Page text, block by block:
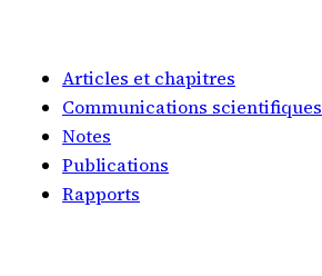
Articles et chapitres
Communications scientifiques
Notes
Publications
Rapports